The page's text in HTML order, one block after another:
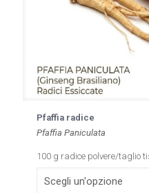
Pfaffia radice
Pfaffia Paniculata
100 g radice polvere/taglio